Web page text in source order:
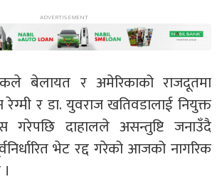
बेलायत र अमेरिकाको राजदूतमा
र डा. युवराज खतिवडालाई नियुक्त
गरेपछि दाहालले असन्तुष्टि जनाउँदै
भेट रद्द गरेको आजको नागरिक